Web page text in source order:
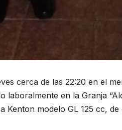
cerca de las 22:20 en el
laboralmente en la Granja
Kenton modelo GL 125 cc,